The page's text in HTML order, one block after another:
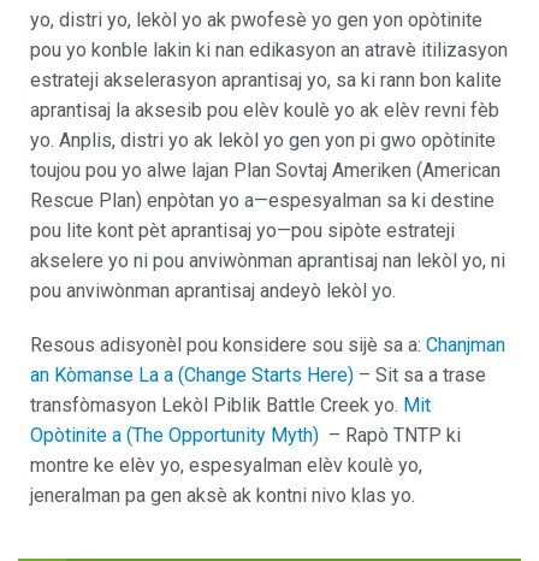
yo, distri yo, lekòl yo ak pwofesè yo gen yon opòtinite
pou yo konble lakin ki nan edikasyon an atravè itilizasyon
estrateji akselerasyon aprantisaj yo, sa ki rann bon kalite
aprantisaj la aksesib pou elèv koulè yo ak elèv revni fèb
yo. Anplis, distri yo ak lekòl yo gen yon pi gwo opòtinite
toujou pou yo alwe lajan Plan Sovtaj Ameriken (American
Rescue Plan) enpòtan yo a—espesyalman sa ki destine
pou lite kont pèt aprantisaj yo—pou sipòte estrateji
akselere yo ni pou anviwònman aprantisaj nan lekòl yo, ni
pou anviwònman aprantisaj andeyò lekòl yo.
Resous adisyonèl pou konsidere sou sijè sa a: Chanjman
an Kòmanse La a (Change Starts Here) – Sit sa a trase
transfòmasyon Lekòl Piblik Battle Creek yo. Mit
Opòtinite a (The Opportunity Myth) – Rapò TNTP ki
montre ke elèv yo, espesyalman elèv koulè yo,
jeneralman pa gen aksè ak kontni nivo klas yo.